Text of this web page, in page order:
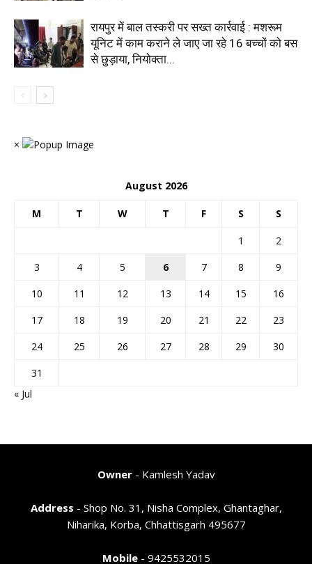
रायपुर में बाल तस्करी पर सख्त कार्रवाई : मशरूम
यूनिट में काम कराने ले जाए जा रहे 16 बच्चों को बस
से छुड़ाया, नियोक्ता...
×
August 2026
M T W T F S S
1
2
3
4 5 6 7 8
9
10
11 12 13 14 15
16
17
18 19 20 21 22
23
24
25 26 27 28 29
30
31
« Jul
Owner- Kamlesh Yadav
Address - Shop No. 31, Nisha Complex, Ghantaghar,
Niharika, Korba, Chhattisgarh 495677
Mobile- 9425532015